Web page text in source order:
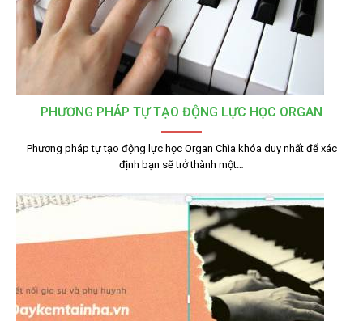
PHƯƠNG PHÁP TỰ TẠO ĐỘNG LỰC HỌC ORGAN
Phương pháp tự tạo động lực học Organ Chìa khóa duy nhất để xác
định bạn sẽ trở thành một…